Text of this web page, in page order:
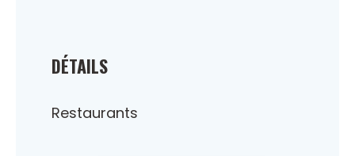
DÉTAILS
Restaurants